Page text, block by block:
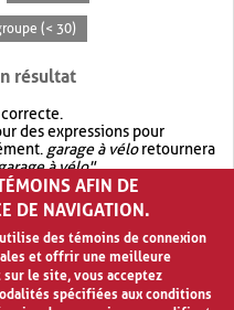
(< 30)
résultat
des expressions pour
garage à véloretournera
à vélo".
avec OR.garage OR vélo
quegarage à vélo
AFIN DE
DE NAVIGATION.
des témoins de connexion
et offrir une meilleure
le site, vous acceptez
spécifiées aux conditions